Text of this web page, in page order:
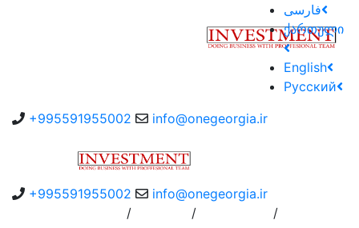
فارسی
ქართული
English
Русский
+995591955002
info@onegeorgia.ir
+995591955002
info@onegeorgia.ir
/ /
/